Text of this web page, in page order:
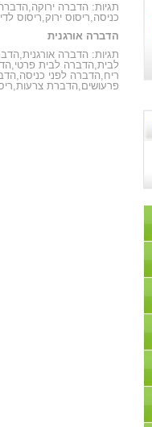
תגיות: הדברה ירוקה,
כניסה,ריסוס ירוק,ריסוס
הדברה אורגנית
תגיות: הדברה אורגנית,
לבית,הדברה לבית פרטי,
ריח,הדברה לפני כניסה,
פרעושים,הדברת צרעות,